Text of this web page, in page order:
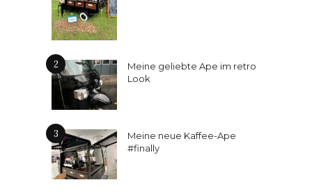
2
Meine geliebte Ape im retro
Look
3
Meine neue Kaffee-Ape
#finally